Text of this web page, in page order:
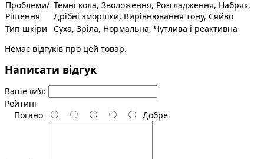
Проблеми/
Рішення
Темні кола, Зволоження, Розгладження, Набряк,
Дрібні зморшки, Вирівнювання тону, Сяйво
Тип шкіри
Суха, Зріла, Нормальна, Чутлива і реактивна
Немає відгуків про цей товар.
Написати відгук
Ваше ім’я:
Рейтинг
Погано
Добре